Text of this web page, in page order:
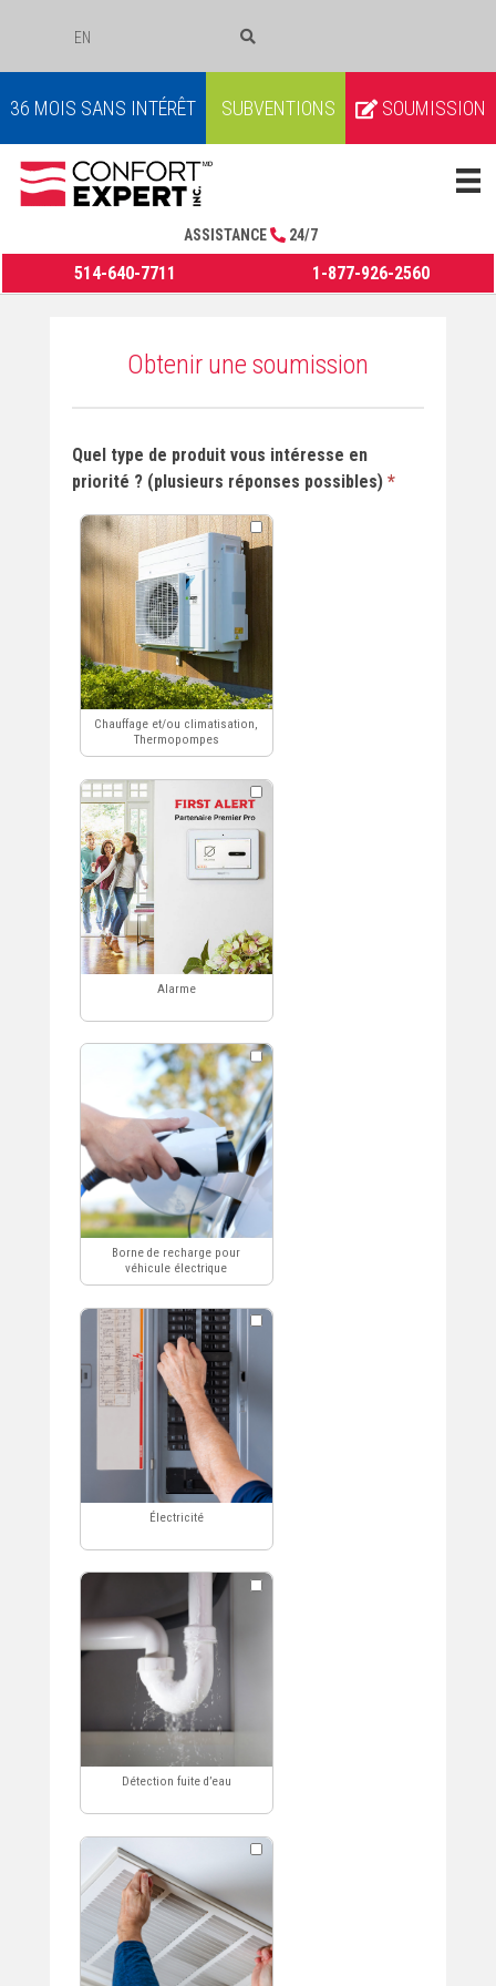
EN
36 MOIS SANS INTÉRÊT SUBVENTIONS SOUMISSION
ASSISTANCE 24/7
514-640-7711 1-877-926-2560
ObtenirObtenir une soumission
Quel type de produit vous intéresse en
priorité ? (plusieurs réponses possibles) *
Thermopompes
Alarme
Borne de recharge pour
véhicule électrique